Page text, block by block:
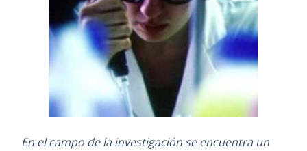
En el campo de la investigación se encuentra un